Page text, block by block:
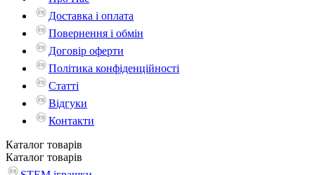
Доставка і оплата
Повернення і обмін
Договір оферти
Політика конфіденційності
Статті
Відгуки
Контакти
Каталог товарів
Каталог товарів